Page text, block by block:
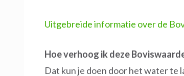
Uitgebreide informatie over de
Hoe verhoog ik deze
Dat kun je doen door het water te